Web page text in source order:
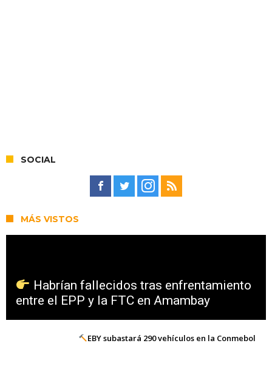
SOCIAL
MÁS VISTOS
Habrían fallecidos tras enfrentamiento
entre el EPP y la FTC en Amambay
EBY subastará 290 vehículos en la Conmebol